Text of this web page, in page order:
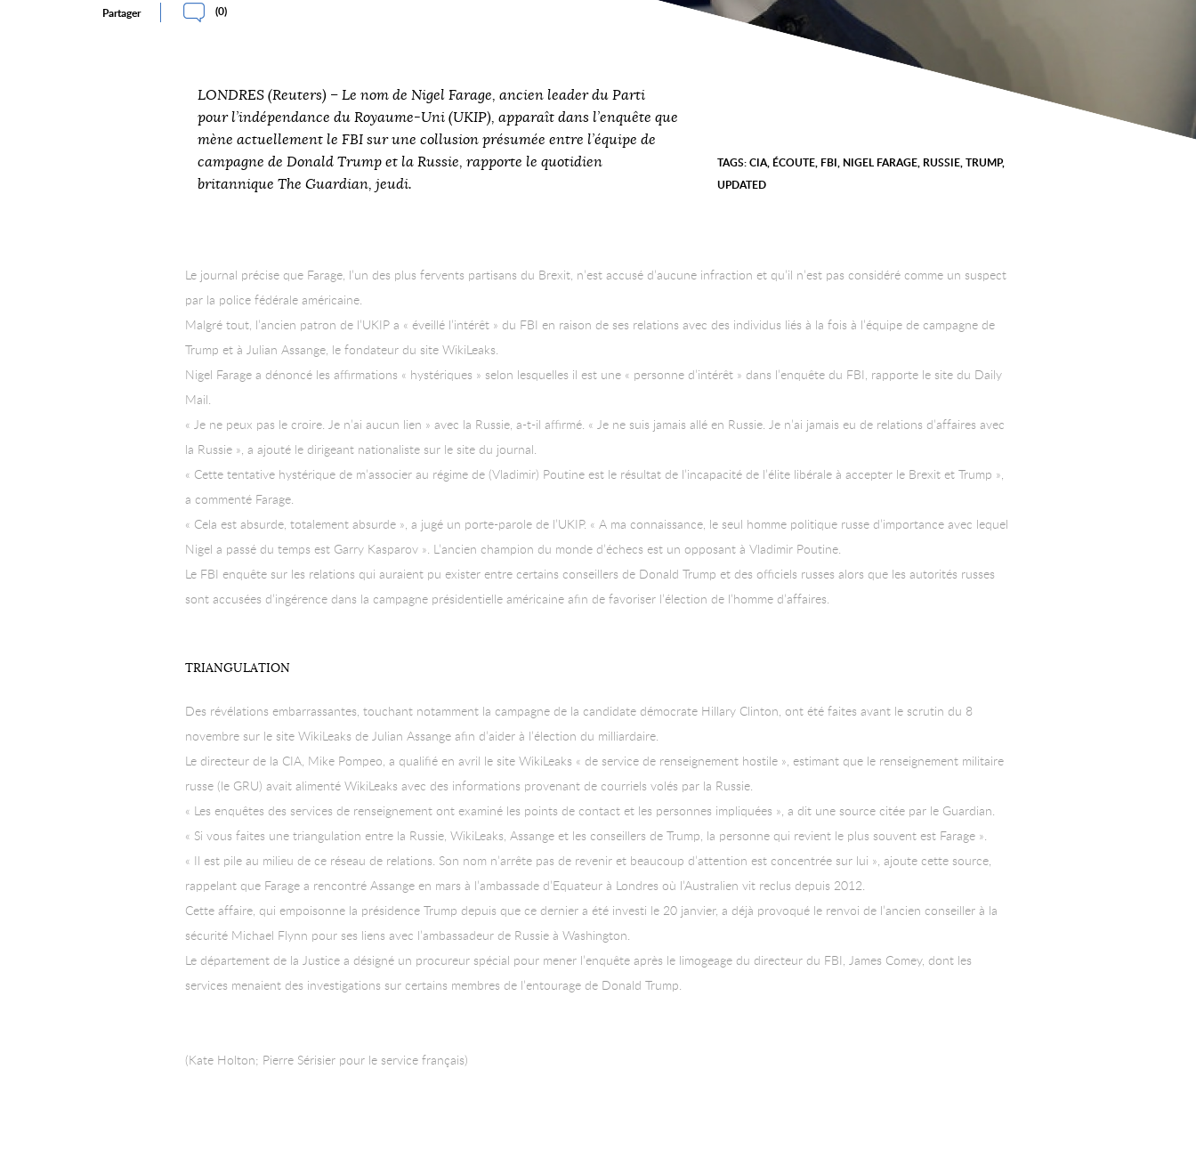
Partager (0)
LONDRES (Reuters) – Le nom de Nigel Farage, ancien leader du Parti
pour l’indépendance du Royaume-Uni (UKIP), apparaît dans l’enquête que
mène actuellement le FBI sur une collusion présumée entre l’équipe de
campagne de Donald Trump et la Russie, rapporte le quotidien
britannique The Guardian, jeudi.
TAGS:CIA, ÉCOUTE, FBI, NIGEL FARAGE, RUSSIE,TRUMP,
UPDATED
Le journal précise que Farage, l’un des plus fervents partisans du Brexit, n’est accusé d’aucune infraction et qu’il n’est pas considéré comme un suspect
par la police fédérale américaine.
Malgré tout, l’ancien patron de l’UKIP a « éveillé l’intérêt » du FBI en raison de ses relations avec des individus liés à la fois à l’équipe de campagne de
Trump et à Julian Assange, le fondateur du site WikiLeaks.
Nigel Farage a dénoncé les affirmations « hystériques » selon lesquelles il est une « personne d’intérêt » dans l’enquête du FBI, rapporte le site du Daily
Mail.
« Je ne peux pas le croire. Je n’ai aucun lien » avec la Russie, a-t-il affirmé. « Je ne suis jamais allé en Russie. Je n’ai jamais eu de relations d’affaires avec
la Russie », a ajouté le dirigeant nationaliste sur le site du journal.
« Cette tentative hystérique de m’associer au régime de (Vladimir) Poutine est le résultat de l’incapacité de l’élite libérale à accepter le Brexit et Trump »,
a commenté Farage.
« Cela est absurde, totalement absurde », a jugé un porte-parole de l’UKIP. « A ma connaissance, le seul homme politique russe d’importance avec lequel
Nigel a passé du temps est Garry Kasparov ». L’ancien champion du monde d’échecs est un opposant à Vladimir Poutine.
Le FBI enquête sur les relations qui auraient pu exister entre certains conseillers de Donald Trump et des officiels russes alors que les autorités russes
sont accusées d’ingérence dans la campagne présidentielle américaine afin de favoriser l’élection de l’homme d’affaires.
TRIANGULATION
Des révélations embarrassantes, touchant notamment la campagne de la candidate démocrate Hillary Clinton, ont été faites avant le scrutin du 8
novembre sur le site WikiLeaks de Julian Assange afin d’aider à l’élection du milliardaire.
Le directeur de la CIA, Mike Pompeo, a qualifié en avril le site WikiLeaks « de service de renseignement hostile », estimant que le renseignement militaire
russe (le GRU) avait alimenté WikiLeaks avec des informations provenant de courriels volés par la Russie.
« Les enquêtes des services de renseignement ont examiné les points de contact et les personnes impliquées », a dit une source citée par le Guardian.
« Si vous faites une triangulation entre la Russie, WikiLeaks, Assange et les conseillers de Trump, la personne qui revient le plus souvent est Farage ».
« Il est pile au milieu de ce réseau de relations. Son nom n’arrête pas de revenir et beaucoup d’attention est concentrée sur lui », ajoute cette source,
rappelant que Farage a rencontré Assange en mars à l’ambassade d’Equateur à Londres où l’Australien vit reclus depuis 2012.
Cette affaire, qui empoisonne la présidence Trump depuis que ce dernier a été investi le 20 janvier, a déjà provoqué le renvoi de l’ancien conseiller à la
sécurité Michael Flynn pour ses liens avec l’ambassadeur de Russie à Washington.
Le département de la Justice a désigné un procureur spécial pour mener l’enquête après le limogeage du directeur du FBI, James Comey, dont les
services menaient des investigations sur certains membres de l’entourage de Donald Trump.
(Kate Holton; Pierre Sérisier pour le service français)